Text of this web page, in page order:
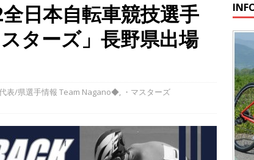
日本自転車競技選手
ターズ」長野県出場
表/県選手情報 Team Nagano◆, ・マスターズ